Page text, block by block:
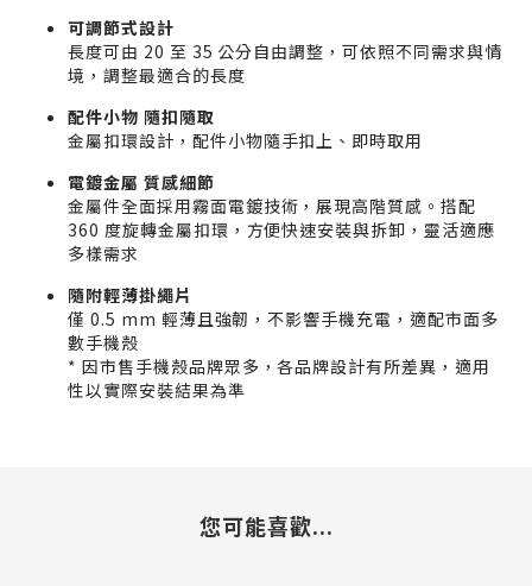
可調節式設計
長度可由 20 至 35 公分自由調整，可依照不同需求與情
境，調整最適合的長度
配件小物 隨扣隨取
金屬扣環設計，配件小物隨手扣上、即時取用
電鍍金屬 質感細節
金屬件全面採用霧面電鍍技術，展現高階質感。搭配
360 度旋轉金屬扣環，方便快速安裝與拆卸，靈活適應
多樣需求
隨附輕薄掛繩片
僅 0.5 mm 輕薄且強韌，不影響手機充電，適配市面多
數手機殼
* 因市售手機殼品牌眾多，各品牌設計有所差異，適用
性以實際安裝結果為準
您可能喜歡...